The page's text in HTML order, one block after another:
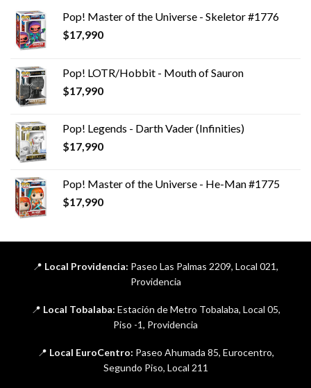
Pop! Master of the Universe - Skeletor #1776
$17,990
Pop! LOTR/Hobbit - Mouth of Sauron
$17,990
Pop! Legends - Darth Vader (Infinities)
$17,990
Pop! Master of the Universe - He-Man #1775
$17,990
📍 Local Providencia: Paseo Las Palmas 2209, Local 021,
Providencia
📍 Local Tobalaba: Estación de Metro Tobalaba, Local 05,
Piso -1, Providencia
📍 Local EuroCentro: Paseo Ahumada 85, Eurocentro,
Segundo Piso, Local 211